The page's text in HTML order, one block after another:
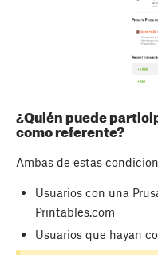
¿Quién puede
como referente?
Ambas de estas
Usuarios con una
Printables.com
Usuarios que hayan